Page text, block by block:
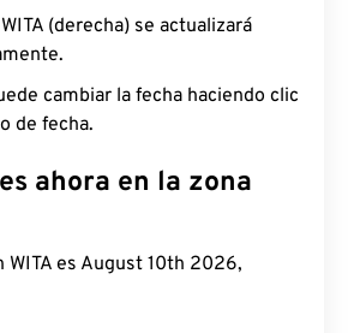
(derecha) se actualizará
cambiar la fecha haciendo clic
de fecha.
ahora en la zona
WITA es August 10th 2026,